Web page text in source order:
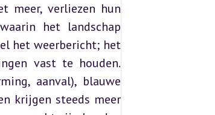
meer, verliezen hun
het landschap
het weerbericht; het
vast te houden.
aanval), blauwe
krijgen steeds meer